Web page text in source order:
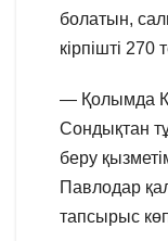
болатын,
кірпішті 270
— Қолымда
Сондықтан
беру
Павлодар
тапсырыс